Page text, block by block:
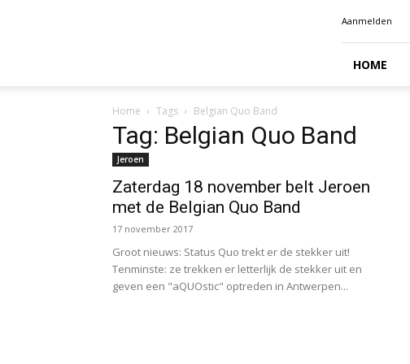
Aanmelden
HOME
Home Tags Belgian Quo Band
Tag: Belgian Quo Band
Jeroen
Zaterdag 18 november belt Jeroen
met de Belgian Quo Band
17 november 2017
Groot nieuws: Status Quo trekt er de stekker uit!
Tenminste: ze trekken er letterlijk de stekker uit en
geven een "aQUOstic" optreden in Antwerpen...